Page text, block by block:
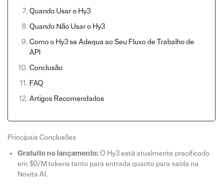
Quando Usar o Hy3
Quando Não Usar o Hy3
Como o Hy3 se Adequa ao Seu Fluxo de Trabalho de
API
Conclusão
FAQ
Artigos Recomendados
Principais Conclusões
Gratuito no lançamento: O Hy3 está atualmente precificado
em $0/M tokens tanto para entrada quanto para saída na
Novita AI.